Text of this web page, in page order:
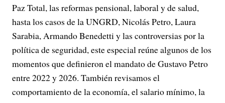
Paz Total, las reformas pensional, laboral y de salud,
hasta los casos de la UNGRD, Nicolás Petro, Laura
Sarabia, Armando Benedetti y las controversias por la
política de seguridad, este especial reúne algunos de los
momentos que definieron el mandato de Gustavo Petro
entre 2022 y 2026. También revisamos el
comportamiento de la economía, el salario mínimo, la